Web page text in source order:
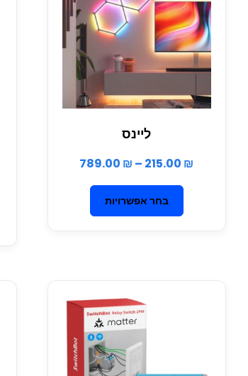
ליינס
215.00 ₪
–
789.00 ₪
בחר אפשרויות